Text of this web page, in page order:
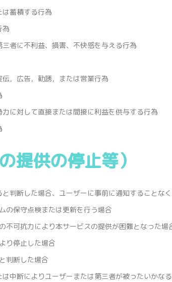
蓄積する行為
為
者に不利益、損害、不快感を与える行為
，広告，勧誘，または営業行為
に対して直接または間接に利益を供与する行為
提供の停止等）
判断した場合、ユーザーに事前に通知することな
の保守点検または更新を行う場合
不可抗力により本サービスの提供が困難となった場
り停止した場合
判断した場合
中断によりユーザーまたは第三者が被ったいかな